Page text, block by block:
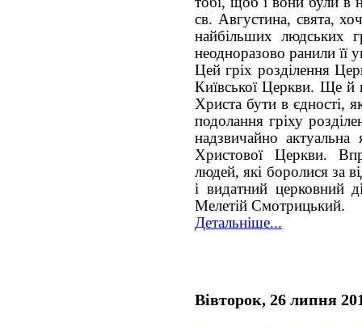
св. Августина, свята,
найбільших людських
неодноразово ранили її
Цей гріх розділення
Київської Церкви. Ще й
Христа бути в єдності,
подолання гріху
надзвичайно
Христової Церкви.
людей, які боролися за
і видатний церковний
Мелетій Смотрицький.
Детальніше...
Вівторок, 26 липня